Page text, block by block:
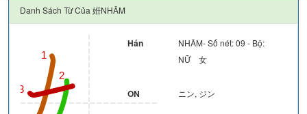
Danh Sách Từ Của 姙NHÂM
1
2
3
Hán
NHÂM- Số nét: 09 - Bộ:
NỮ 女
ON ニン, ジン